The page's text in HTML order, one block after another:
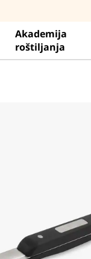
Akademija
roštiljanja